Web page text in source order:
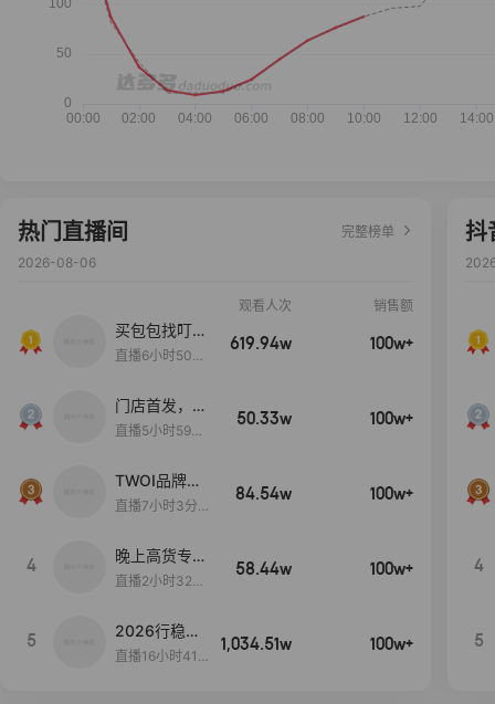
热门直播间
完整榜单
2026-08-06
观看人次 销售额
买包包找叮
当,一折购！
直播6小时50分
619.94w 100w+
门店首发，秋
款大上新！！
直播5小时59分
50.33w 100w+
TWOI品牌直
播间新款上
直播7小时3分5
84.54w 100w+
4
晚上高货专场
大放漏
直播2小时32分
58.44w 100w+
5
2026行稳致
远
直播16小时41
1,034.51w 100w+
抖
4
5